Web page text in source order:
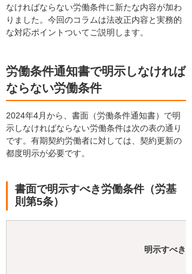
なければならない労働条件に新たな内容が加わ
りました。今回のコラムは法改正内容と実務的
な対応ポイントついてご説明します。
労働条件通知書で明示しなければ
ならない労働条件
2024年4月から、書面（労働条件通知書）で明
示しなければならない労働条件は次の表の通り
です。有期契約労働者に対しては、契約更新の
都度明示が必要です。
書面で明示すべき労働条件（労基
則第5条）
明示すべき事